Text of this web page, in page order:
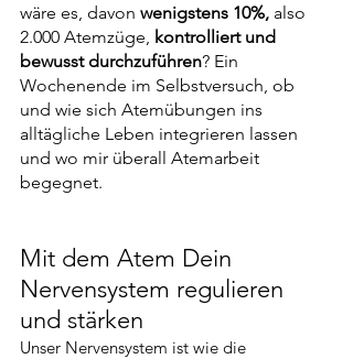
wäre es, davon wenigstens 10%, also
2.000 Atemzüge, kontrolliert und
bewusst durchzuführen? Ein
Wochenende im Selbstversuch, ob
und wie sich Atemübungen ins
alltägliche Leben integrieren lassen
und wo mir überall Atemarbeit
begegnet.
Mit dem Atem Dein
Nervensystem regulieren
und stärken
Unser Nervensystem ist wie die